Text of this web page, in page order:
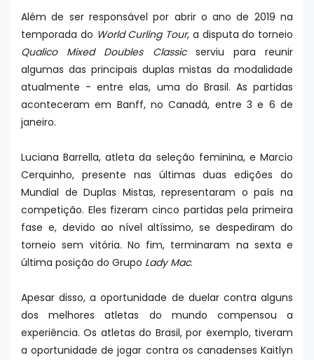
Além de ser responsável por abrir o ano de 2019 na
temporada do World Curling Tour, a disputa do torneio
Qualico Mixed Doubles Classicserviu para reunir
algumas das principais duplas mistas da modalidade
atualmente - entre elas, uma do Brasil. As partidas
aconteceram em Banff, no Canadá, entre 3 e 6 de
janeiro.
Luciana Barrella, atleta da seleção feminina, e Marcio
Cerquinho, presente nas últimas duas edições do
Mundial de Duplas Mistas, representaram o país na
competição. Eles fizeram cinco partidas pela primeira
fase e, devido ao nível altíssimo, se despediram do
torneio sem vitória. No fim, terminaram na sexta e
última posição do Grupo Lady Mac.
Apesar disso, a oportunidade de duelar contra alguns
dos melhores atletas do mundo compensou a
experiência. Os atletas do Brasil, por exemplo, tiveram
a oportunidade de jogar contra os canadenses Kaitlyn